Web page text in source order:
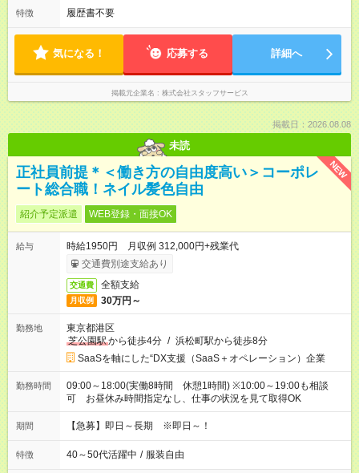
特徴 履歴書不要
気になる！ 応募する 詳細へ
掲載元企業名 株式会社スタッフサービス
掲載日：2026.08.08
未読
NEW
正社員前提＊＜働き方の自由度高い＞コーポレ
ート総合職！ネイル髪色自由
紹介予定派遣 WEB登録・面接OK
給与
時給1950円 月収例 312,000円+残業代
交通費別途支給あり
交通費 全額支給
月収例 30万円～
勤務地
東京都港区
芝公園駅から徒歩4分 / 浜松町駅から徒歩8分
SaaSを軸にした“DX支援（SaaS＋オペレーション）企業
勤務時間
09:00～18:00(実働8時間 休憩1時間) ※10:00～19:00も相談
可 お昼休み時間指定なし、仕事の状況を見て取得OK
期間 【急募】即日～長期 ※即日～！
特徴 40～50代活躍中 / 服装自由